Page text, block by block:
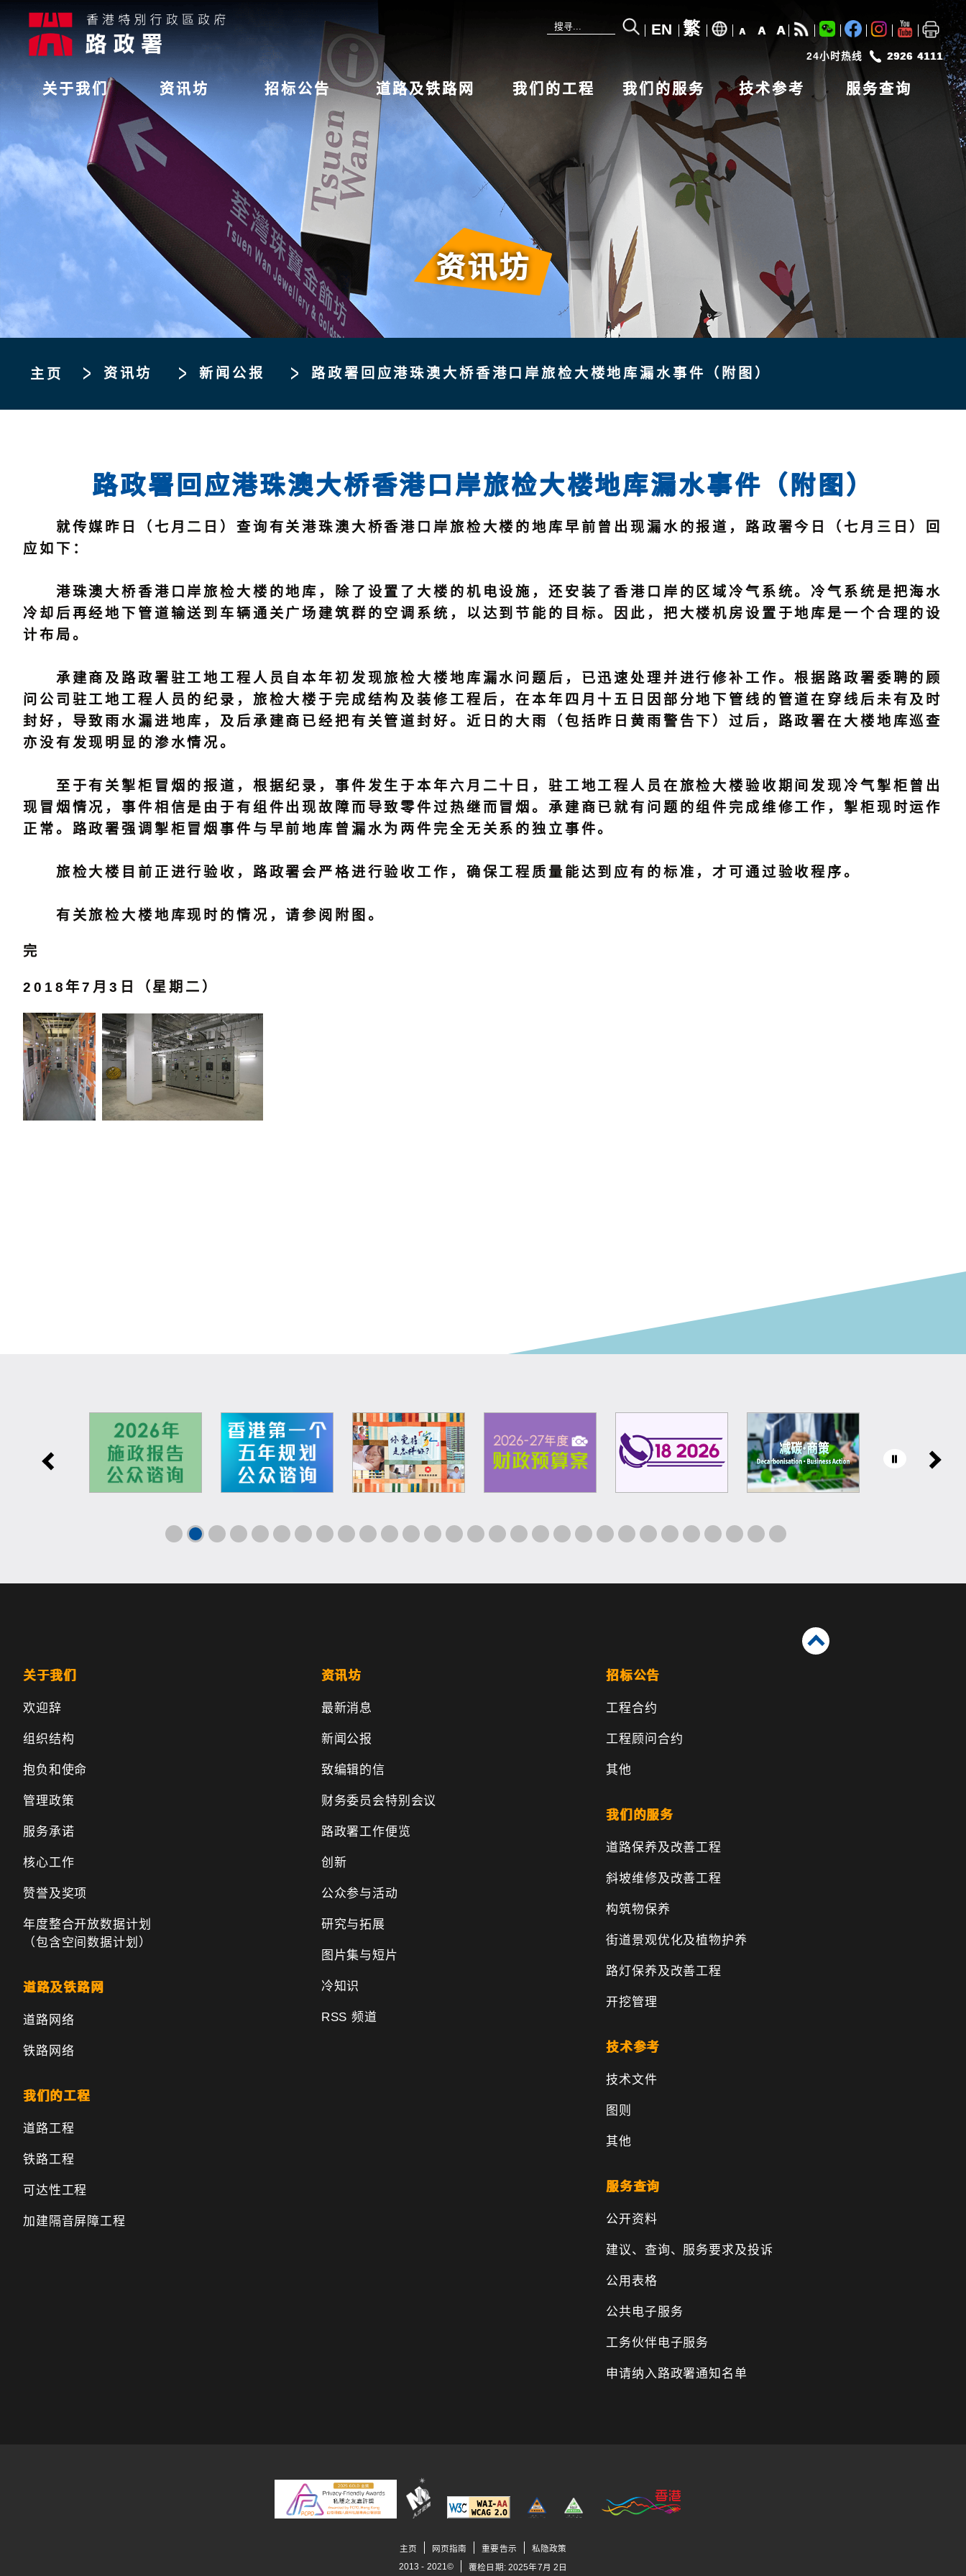
EN 繁 A A A
24小时热线 2926 4111
关于我们 资讯坊 招标公告 道路及铁路网 我们的工程 我们的服务 技术参考 服务查询
主页
资讯坊
资讯坊 新闻公报 路政署回应港珠澳大桥香港口岸旅检大楼地库漏水事件（附图）
路政署回应港珠澳大桥香港口岸旅检大楼地库漏水事件（附图）
就传媒昨日（七月二日）查询有关港珠澳大桥香港口岸旅检大楼的地库早前曾出现漏水的报道，路政署今日（七月三日）回
应如下：
港珠澳大桥香港口岸旅检大楼的地库，除了设置了大楼的机电设施，还安装了香港口岸的区域冷气系统。冷气系统是把海水
冷却后再经地下管道输送到车辆通关广场建筑群的空调系统，以达到节能的目标。因此，把大楼机房设置于地库是一个合理的设
计布局。
承建商及路政署驻工地工程人员自本年初发现旅检大楼地库漏水问题后，已迅速处理并进行修补工作。根据路政署委聘的顾
问公司驻工地工程人员的纪录，旅检大楼于完成结构及装修工程后，在本年四月十五日因部分地下管线的管道在穿线后未有及时
封好，导致雨水漏进地库，及后承建商已经把有关管道封好。近日的大雨（包括昨日黄雨警告下）过后，路政署在大楼地库巡查
亦没有发现明显的渗水情况。
至于有关掣柜冒烟的报道，根据纪录，事件发生于本年六月二十日，驻工地工程人员在旅检大楼验收期间发现冷气掣柜曾出
现冒烟情况，事件相信是由于有组件出现故障而导致零件过热继而冒烟。承建商已就有问题的组件完成维修工作，掣柜现时运作
正常。路政署强调掣柜冒烟事件与早前地库曾漏水为两件完全无关系的独立事件。
旅检大楼目前正进行验收，路政署会严格进行验收工作，确保工程质量能达到应有的标准，才可通过验收程序。
有关旅检大楼地库现时的情况，请参阅附图。
完
2018年7月3日（星期二）
关于我们
欢迎辞
组织结构
抱负和使命
管理政策
服务承诺
核心工作
赞誉及奖项
年度整合开放数据计划
（包含空间数据计划）
道路及铁路网
道路网络
铁路网络
我们的工程
道路工程
铁路工程
可达性工程
加建隔音屏障工程
资讯坊
最新消息
新闻公报
致编辑的信
财务委员会特别会议
路政署工作便览
创新
公众参与活动
研究与拓展
图片集与短片
冷知识
RSS 频道
招标公告
工程合约
工程顾问合约
其他
我们的服务
道路保养及改善工程
斜坡维修及改善工程
构筑物保养
街道景观优化及植物护养
路灯保养及改善工程
开挖管理
技术参考
技术文件
图则
其他
服务查询
公开资料
建议、查询、服务要求及投诉
公用表格
公共电子服务
工务伙伴电子服务
申请纳入路政署通知名单
主页 网页指南 重要告示
私隐政策
2013 - 2021©
覆检日期: 2025年7月 2 日